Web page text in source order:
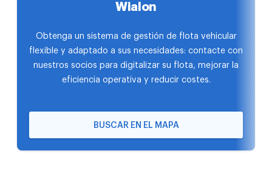
Wialon
Obtenga un sistema de gestión de flota vehicular
flexible y adaptado a sus necesidades: contacte con
nuestros socios para digitalizar su flota, mejorar la
eficiencia operativa y reducir costes.
BUSCAR EN EL MAPA